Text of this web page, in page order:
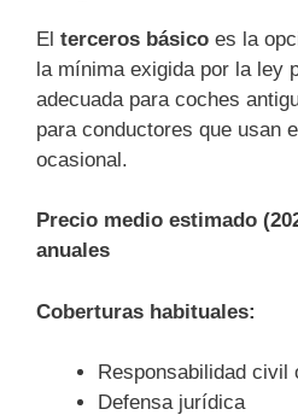
El terceros básico es la
la mínima exigida por la ley
adecuada para coches
para conductores que usan
ocasional.
Precio medio estimado
anuales
Coberturas habituales:
Responsabilidad civil
Defensa jurídica